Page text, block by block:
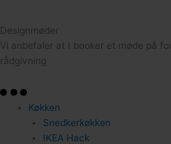
Designmøder
Vi anbefaler at I booker et møde på
rådgivning
Køkken
Snedkerkøkken
IKEA Hack